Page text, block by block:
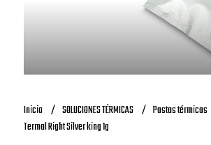
Inicio SOLUCIONES TÉRMICAS
Pastas térmicas
Termal Right Silver king 1g